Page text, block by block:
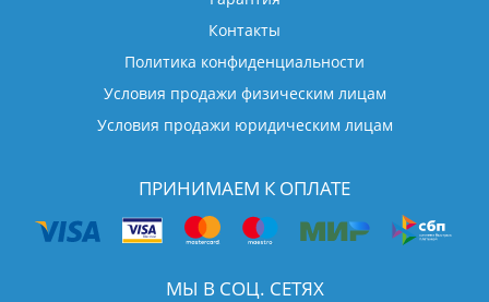
Контакты
Политика конфиденциальности
Условия продажи физическим лицам
Условия продажи юридическим лицам
ПРИНИМАЕМ К ОПЛАТЕ
МЫ В СОЦ. СЕТЯХ